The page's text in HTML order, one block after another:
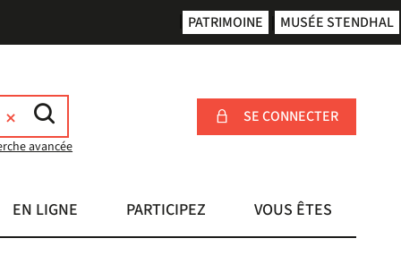
PATRIMOINE MUSÉE STENDHAL
avancée
SE CONNECTER
EN LIGNE PARTICIPEZ VOUS ÊTES